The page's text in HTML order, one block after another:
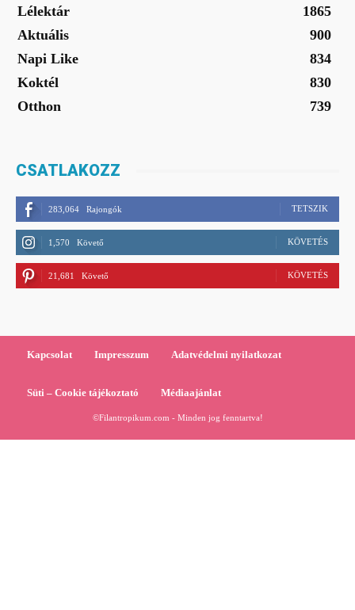
Lélektár
1865
Aktuális
900
Napi Like
834
Koktél
830
Otthon
739
CSATLAKOZZ
283,064 Rajongók TETSZIK
1,570 Követő KÖVETÉS
21,681 Követő KÖVETÉS
Kapcsolat Impresszum Adatvédelmi nyilatkozat
Süti – Cookie tájékoztató Médiaajánlat
©Filantropikum.com - Minden jog fenntartva!